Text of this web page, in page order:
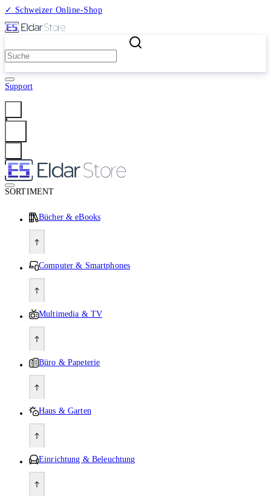
✓ Schweizer Online-Shop
Support
SORTIMENT
Bücher & eBooks
Computer & Smartphones
Multimedia & TV
Büro & Papeterie
Haus & Garten
Einrichtung & Beleuchtung